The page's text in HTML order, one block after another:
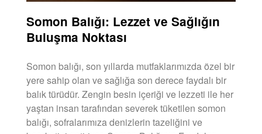
Somon Balığı: Lezzet ve Sağlığın
Buluşma Noktası
Somon balığı, son yıllarda mutfaklarımızda özel bir
yere sahip olan ve sağlığa son derece faydalı bir
balık türüdür. Zengin besin içeriği ve lezzeti ile her
yaştan insan tarafından severek tüketilen somon
balığı, sofralarımıza denizlerin tazeliğini ve